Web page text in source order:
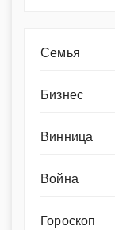
Cемья
Бизнес
Винница
Война
Гороскоп